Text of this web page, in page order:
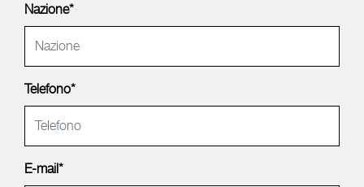
Nazione*
Telefono*
E-mail*